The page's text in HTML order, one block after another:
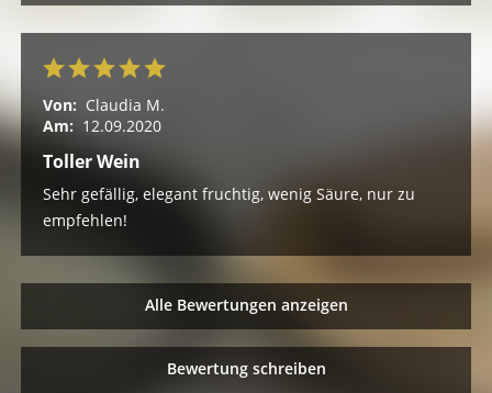
Von: Claudia M.
Am: 12.09.2020
Toller Wein
Sehr gefällig, elegant fruchtig, wenig Säure, nur zu
empfehlen!
Alle Bewertungen anzeigen
Bewertung schreiben